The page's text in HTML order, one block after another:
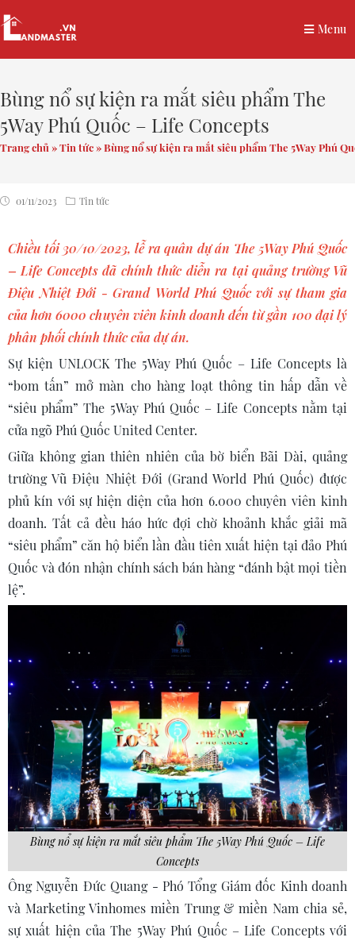
Menu
Bùng nổ sự kiện ra mắt siêu phẩm The
5Way Phú Quốc – Life Concepts
Trang chủ »Tin tức»Bùng nổ sự kiện ra mắt siêu phẩm The 5Way Phú
01/11/2023 Tin tức
Chiều tối 30/10/2023, lễ ra quân dự án The 5Way Phú Quốc
– Life Concepts đã chính thức diễn ra tại quảng trường Vũ
Điệu Nhiệt Đới - Grand World Phú Quốc với sự tham gia
của hơn 6000 chuyên viên kinh doanh đến từ gần 100 đại lý
phân phối chính thức của dự án.
Sự kiện UNLOCK The 5Way Phú Quốc – Life Concepts là
“bom tấn” mở màn cho hàng loạt thông tin hấp dẫn về
“siêu phẩm” The 5Way Phú Quốc – Life Concepts nằm tại
cửa ngõ Phú Quốc United Center.
Giữa không gian thiên nhiên của bờ biển Bãi Dài, quảng
trường Vũ Điệu Nhiệt Đới (Grand World Phú Quốc) được
phủ kín với sự hiện diện của hơn 6.000 chuyên viên kinh
doanh. Tất cả đều háo hức đợi chờ khoảnh khắc giải mã
“siêu phẩm” căn hộ biển lần đầu tiên xuất hiện tại đảo Phú
Quốc và đón nhận chính sách bán hàng “đánh bật mọi tiền
lệ”.
Bùng nổ sự kiện ra mắt siêu phẩm The 5Way Phú Quốc – Life
Concepts
Ông Nguyễn Đức Quang - Phó Tổng Giám đốc Kinh doanh
và Marketing Vinhomes miền Trung & miền Nam chia sẻ,
sự xuất hiện của The 5Way Phú Quốc – Life Concepts với